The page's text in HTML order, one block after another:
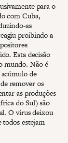
para o
com Cuba,
as
proibindo a
Esta decisão
mundo. Não é
acúmulo de
remover os
as produções
do Sul) são
O vírus deixou
todos estejam